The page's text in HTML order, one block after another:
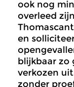
ook nog
overleed
en
blijkbaar zo
verkozen
zonder